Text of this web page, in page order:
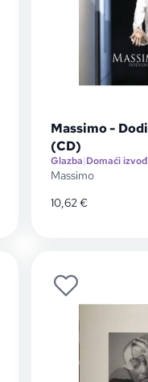
Massimo -
(CD)
Glazba|Domaći
Massimo
10,62€